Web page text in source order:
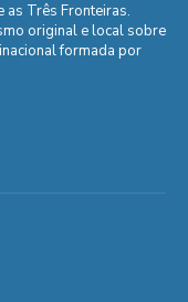
as Três Fronteiras.
original e local sobre
formada por